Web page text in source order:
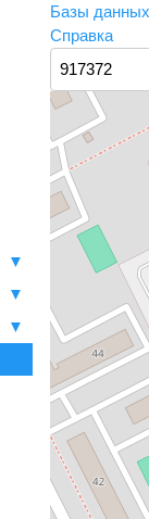
▼
▼
▼
Базы данных
Справка